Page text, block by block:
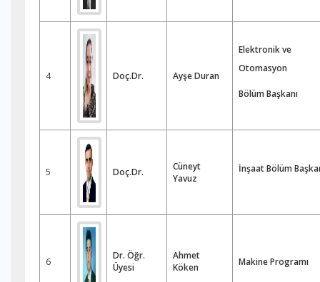
4 Doç.Dr. Ayşe Duran
Elektronik ve
Otomasyon
Bölüm Başkanı
5 Doç.Dr.
Cüneyt
Yavuz
İnşaat Bölüm
6
Dr. Öğr.
Üyesi
Ahmet
Köken
Makine Programı